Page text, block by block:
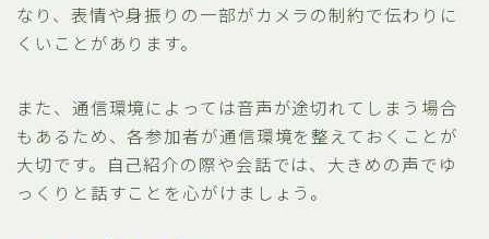
なり、表情や身振りの一部がカメラの制約で伝わりに
くいことがあります。
また、通信環境によっては音声が途切れてしまう場合
もあるため、各参加者が通信環境を整えておくことが
大切です。自己紹介の際や会話では、大きめの声でゆ
っくりと話すことを心がけましょう。